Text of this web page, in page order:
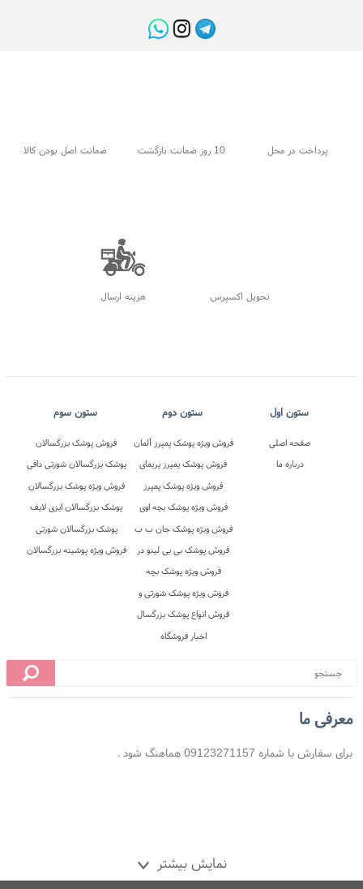
معرفی ما
برای سفارش با شماره 09123271157 هماهنگ شود .
نمایش بیشتر